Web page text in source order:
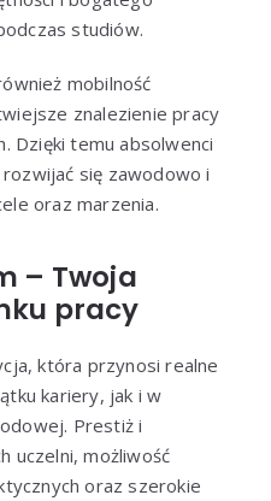
studiów.
mobilność
znalezienie pracy
Dzięki temu absolwenci
się zawodowo i
oraz marzenia.
– Twoja
pracy
która przynosi realne
kariery, jak i w
Prestiż i
uczelni, możliwość
oraz szerokie